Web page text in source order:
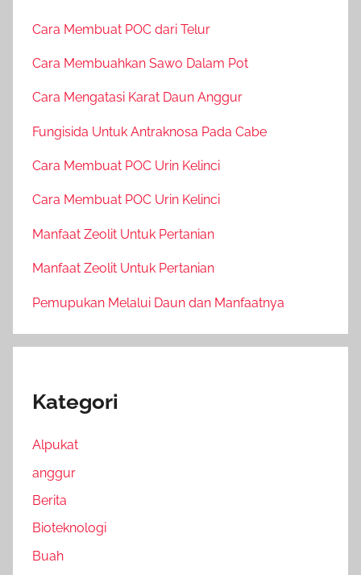
Cara Membuat POC dari Telur
Cara Membuahkan Sawo Dalam Pot
Cara Mengatasi Karat Daun Anggur
Fungisida Untuk Antraknosa Pada Cabe
Cara Membuat POC Urin Kelinci
Cara Membuat POC Urin Kelinci
Manfaat Zeolit Untuk Pertanian
Manfaat Zeolit Untuk Pertanian
Pemupukan Melalui Daun dan Manfaatnya
Kategori
Alpukat
anggur
Berita
Bioteknologi
Buah